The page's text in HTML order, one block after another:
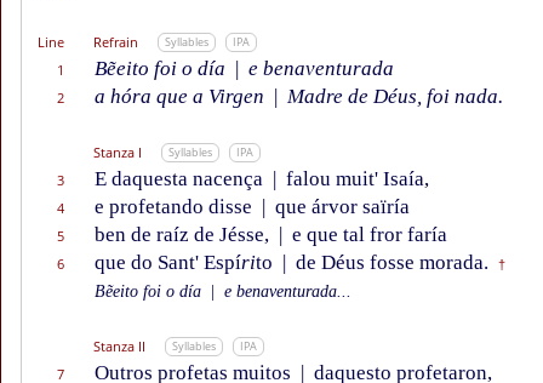
Line Refrain Syllables IPA
1 Bẽeito foi o día | e benaventurada
2 a hóra que a Virgen | Madre de Déus, foi nada.
Stanza I Syllables IPA
3 E daquesta nacença | falou muit' Isaía,
4 e profetando disse | que árvor saïría
5 ben de raíz de Jésse, | e que tal fror faría
6 que do Sant' Espírito | de Déus fosse morada. †
Bẽeito foi o día e benaventurada...
Stanza II Syllables IPA
7 Outros profetas muitos | daquesto profetaron,